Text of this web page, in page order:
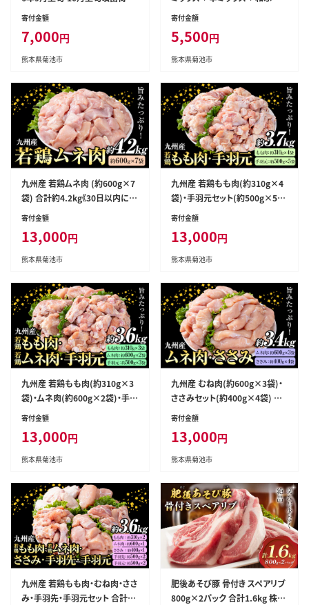
定》熊本県 菊池市 栗 くり 熊本県
ーツ デザート ご飯---314-5004-
--
寄付金額
7,000円
熊本県菊池市
塩 各瓶×1本 株式会社KIYORA
日祝除く)》 熊本県 菊池市 調味
料 ハーブソルト 塩 天然塩 岩塩
寄付金額
5,500円
熊本県菊池市
九州産 若鶏ムネ肉 (約600g×7
袋) 合計約4.2kg《30日以内に出
荷予定(土日祝除く)》---146-131
寄付金額
13,000円
熊本県菊池市
九州産 若鶏もも肉(約310g×4
袋)・手羽元セット(約500g×5
袋) 合計約3.7kg《30日以内に出
4---
寄付金額
13,000円
熊本県菊池市
九州産 若鶏もも肉(約310g×3
袋)・ムネ肉(約600g×2袋)・手羽
元セット(約500g×3袋) 合計約
日祝除く)》---146-1315---
寄付金額
13,000円
熊本県菊池市
九州産 むね肉(約600g×3袋)・
ささみセット(約400g×4袋) 合
計約3.4kg《30日以内に出荷予
寄付金額
13,000円
熊本県菊池市
九州産 若鶏もも肉・むね肉・ささ
み・手羽先・手羽元セット 合計約
肥後あそび豚 骨付き スペアリブ
800g×2パック 合計1.6kg 株式